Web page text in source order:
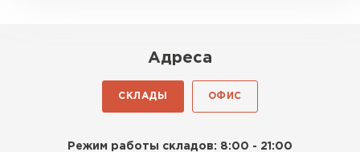
Адреса
СКЛАДЫ ОФИС
Режим работы складов: 8:00 - 21:00